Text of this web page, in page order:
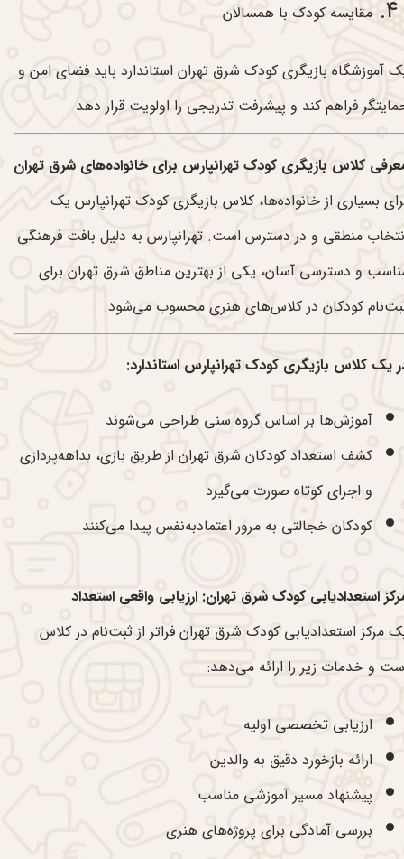
مقایسه کودک با همسالان
آموزشگاه بازیگری کودک شرق تهران استاندارد باید فضای امن و
فراهم کند و پیشرفت تدریجی را اولویت قرار دهد
کلاس بازیگری کودک تهرانپارس برای خانواده‌های شرق تهران
بسیاری از خانواده‌ها، کلاس بازیگری کودک تهرانپارس یک
منطقی و در دسترس است. تهرانپارس به دلیل بافت فرهنگی
و دسترسی آسان، یکی از بهترین مناطق شرق تهران برای
کودکان در کلاس‌های هنری محسوب می‌شود.
یک کلاس بازیگری کودک تهرانپارس استاندارد:
آموزش‌ها بر اساس گروه سنی طراحی می‌شوند
کشف استعداد کودکان شرق تهران از طریق بازی، بداهه‌پردازی
و اجرای کوتاه صورت می‌گیرد
کودکان خجالتی به مرور اعتمادبه‌نفس پیدا می‌کنند
استعدادیابی کودک شرق تهران: ارزیابی واقعی استعداد
مرکز استعدادیابی کودک شرق تهران فراتر از ثبت‌نام در کلاس
و خدمات زیر را ارائه می‌دهد:
ارزیابی تخصصی اولیه
ارائه بازخورد دقیق به والدین
پیشنهاد مسیر آموزشی مناسب
بررسی آمادگی برای پروژه‌های هنری